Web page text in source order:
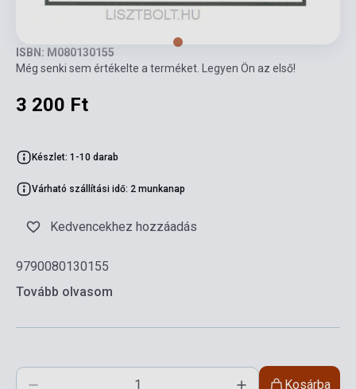
ISBN: M080130155
Még senki sem értékelte a terméket. Legyen Ön az első!
3 200 Ft
Készlet: 1-10 darab
Várható szállítási idő: 2 munkanap
Kedvencekhez hozzáadás
9790080130155
Tovább olvasom
Kosárba